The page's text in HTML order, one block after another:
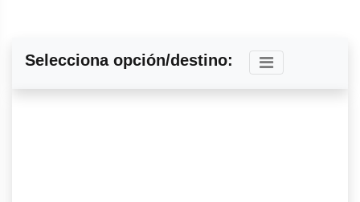
Selecciona opción/destino: